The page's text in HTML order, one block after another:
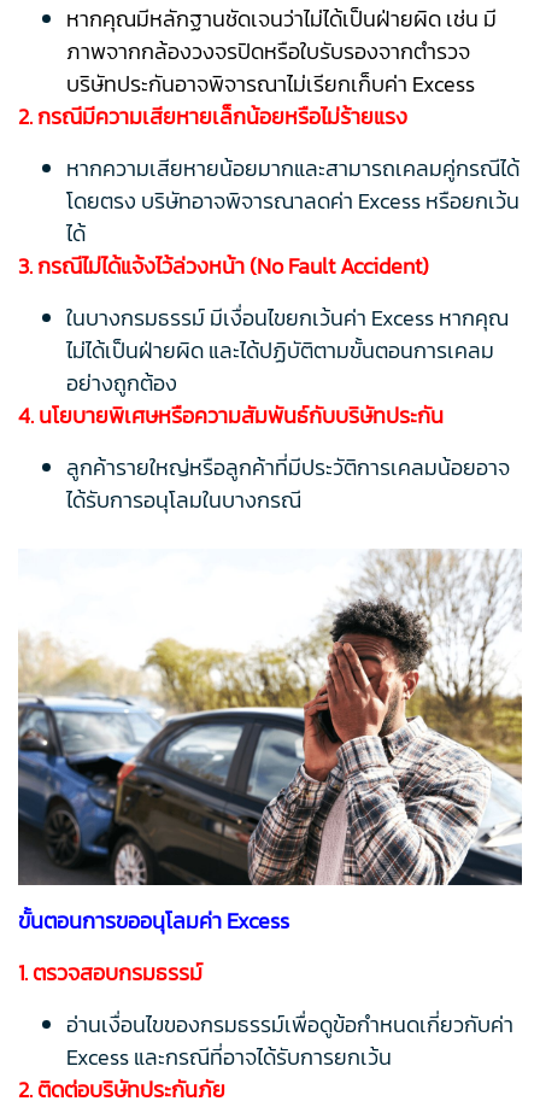
หากคุณมีหลักฐานชัดเจนว่าไม่ได้เป็นฝ่ายผิด เช่น มี
ภาพจากกล้องวงจรปิดหรือใบรับรองจากตำรวจ
บริษัทประกันอาจพิจารณาไม่เรียกเก็บค่า Excess
2. กรณีมีความเสียหายเล็กน้อยหรือไม่ร้ายแรง
หากความเสียหายน้อยมากและสามารถเคลมคู่กรณีได้
โดยตรง บริษัทอาจพิจารณาลดค่า Excess หรือยกเว้น
ได้
3. กรณีไม่ได้แจ้งไว้ล่วงหน้า (No Fault Accident)
ในบางกรมธรรม์ มีเงื่อนไขยกเว้นค่า Excess หากคุณ
ไม่ได้เป็นฝ่ายผิด และได้ปฏิบัติตามขั้นตอนการเคลม
อย่างถูกต้อง
4. นโยบายพิเศษหรือความสัมพันธ์กับบริษัทประกัน
ลูกค้ารายใหญ่หรือลูกค้าที่มีประวัติการเคลมน้อยอาจ
ได้รับการอนุโลมในบางกรณี
ขั้นตอนการขออนุโลมค่า Excess
1. ตรวจสอบกรมธรรม์
อ่านเงื่อนไขของกรมธรรม์เพื่อดูข้อกำหนดเกี่ยวกับค่า
Excess และกรณีที่อาจได้รับการยกเว้น
2. ติดต่อบริษัทประกันภัย